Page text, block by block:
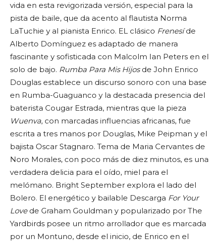
vida en esta revigorizada versión, especial para la
pista de baile, que da acento al flautista Norma
LaTuchie y al pianista Enrico. EL clásico Frenesíde
Alberto Domínguez es adaptado de manera
fascinante y sofisticada con Malcolm Ian Peters en el
solo de bajo. Rumba Para Mis Hijosde John Enrico
Douglas establece un discurso sonoro con una base
en Rumba-Guaguanco y la destacada presencia del
baterista Cougar Estrada, mientras que la pieza
Wuenva, con marcadas influencias africanas, fue
escrita a tres manos por Douglas, Mike Peipman y el
bajista Oscar Stagnaro. Tema de Maria Cervantes de
Noro Morales, con poco más de diez minutos, es una
verdadera delicia para el oído, miel para el
melómano. Bright September explora el lado del
Bolero. El energético y bailable Descarga For Your
Lovede Graham Gouldman y popularizado por The
Yardbirds posee un ritmo arrollador que es marcada
por un Montuno, desde el inicio, de Enrico en el